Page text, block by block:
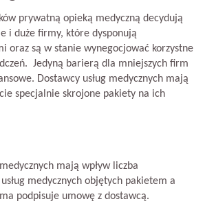
prywatną opieką medyczną decydują
i duże firmy, które dysponują
oraz są w stanie wynegocjować korzystne
Jedyną barierą dla mniejszych firm
Dostawcy usług medycznych mają
specjalnie skrojone pakiety na ich
mają wpływ liczba
medycznych objętych pakietem a
podpisuje umowę z dostawcą.